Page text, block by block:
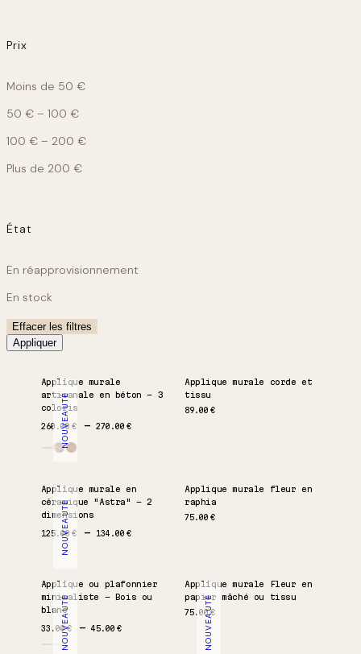
Prix
Moins de 50 €
50 € – 100 €
100 € – 200 €
Plus de 200 €
État
État
En réapprovisionnement
En stock
Effacer les filtres
Appliquer
NOUVEAUTÉ
Applique murale
artisanale en béton – 3
coloris
260.00 € 270.00 €Plage de prix : 260.00 € à 270.00 €
Applique murale corde et
tissu
89.00 €
NOUVEAUTÉ
Applique murale en
céramique "Astra" – 2
dimensions
125.00 € 134.00 €Plage de prix : 125.00 € à 134.00 €
Applique murale fleur en
raphia
75.00 €
NOUVEAUTÉ
Applique ou plafonnier
minimaliste – Bois ou
blanc
33.00€ 45.00 €Plage de prix : 33.00 € à 45.00 €
NOUVEAUTÉ
Applique murale Fleur en
papier mâché ou tissu
75.00€